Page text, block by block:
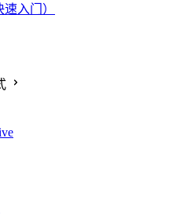
入门）